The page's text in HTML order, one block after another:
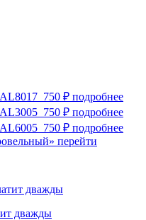
750 ₽ подробнее
750 ₽ подробнее
750 ₽ подробнее
перейти
дважды